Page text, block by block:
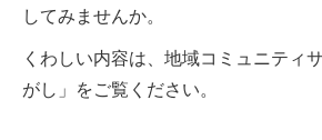
してみませんか。
くわしい内容は、地域コミュニティ
がし」をご覧ください。